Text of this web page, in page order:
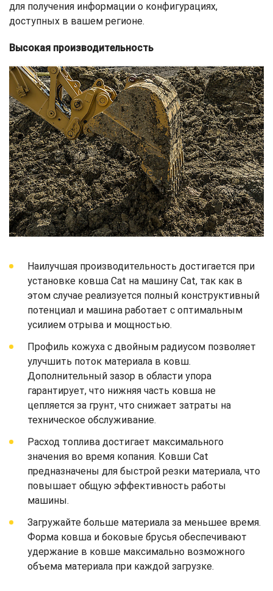
для получения информации о конфигурациях,
доступных в вашем регионе.
Высокая производительность
Наилучшая производительность достигается при
установке ковша Cat на машину Cat, так как в
этом случае реализуется полный конструктивный
потенциал и машина работает с оптимальным
усилием отрыва и мощностью.
Профиль кожуха с двойным радиусом позволяет
улучшить поток материала в ковш.
Дополнительный зазор в области упора
гарантирует, что нижняя часть ковша не
цепляется за грунт, что снижает затраты на
техническое обслуживание.
Расход топлива достигает максимального
значения во время копания. Ковши Cat
предназначены для быстрой резки материала, что
повышает общую эффективность работы
машины.
Загружайте больше материала за меньшее время.
Форма ковша и боковые брусья обеспечивают
удержание в ковше максимально возможного
объема материала при каждой загрузке.